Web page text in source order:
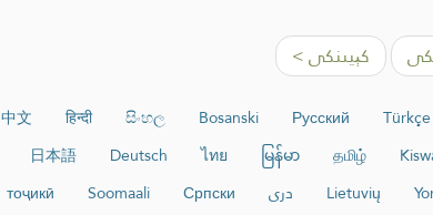
كېيىنكى >
Türkçe
Русский
Bosanski
සිංහල
हिन्दी
中文
தமிழ்
မြန်မာ
ไทย
Deutsch
日本語
Lietuvių دری Српски
Soomaali
тоҷикӣ